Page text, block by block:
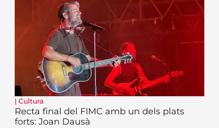
| Cultura
Recta final del FIMC amb un dels plats
forts: Joan Dausà